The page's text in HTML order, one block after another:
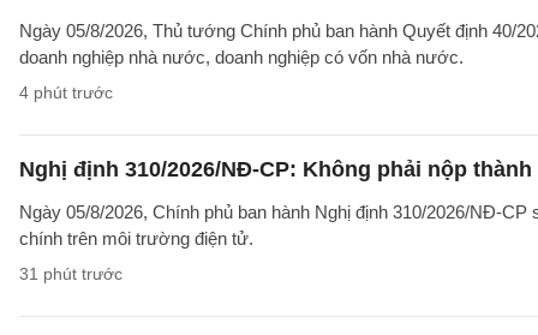
Ngày 05/8/2026, Thủ tướng Chính phủ ban hành Quyết định 40/
doanh nghiệp nhà nước, doanh nghiệp có vốn nhà nước.
4 phút trước
Nghị định 310/2026/NĐ-CP: Không phải nộp
Ngày 05/8/2026, Chính phủ ban hành Nghị định 310/2026/NĐ-
chính trên môi trường điện tử.
31 phút trước